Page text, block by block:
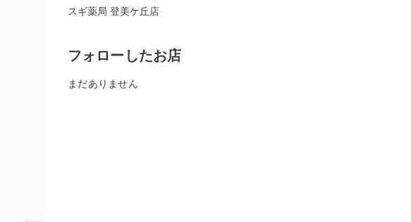
スギ薬局 登美ケ丘店
フォローしたお店
まだありません